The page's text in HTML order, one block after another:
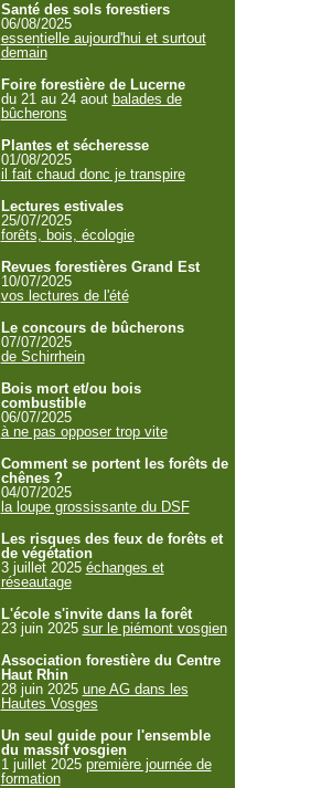
Santé des sols forestiers
06/08/2025
essentielle aujourd'hui et surtout
demain
Foire forestière de Lucerne
du 21 au 24 aout balades de
bûcherons
Plantes et sécheresse
01/08/2025
il fait chaud donc je transpire
Lectures estivales
25/07/2025
forêts, bois, écologie
Revues forestières Grand Est
10/07/2025
vos lectures de l'été
Le concours de bûcherons
07/07/2025
de Schirrhein
Bois mort et/ou bois
combustible
06/07/2025
à ne pas opposer trop vite
Comment se portent les forêts de
chênes ?
04/07/2025
la loupe grossissante du DSF
Les risques des feux de forêts et
de végétation
3 juillet 2025 échanges et
réseautage
L'école s'invite dans la forêt
23 juin 2025 sur le piémont vosgien
Association forestière du Centre
Haut Rhin
28 juin 2025 une AG dans les
Hautes Vosges
Un seul guide pour l'ensemble
du massif vosgien
1 juillet 2025 première journée de
formation